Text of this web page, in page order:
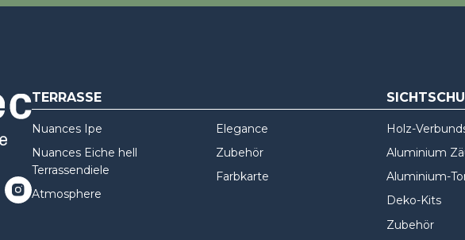
TERRASSE
Nuances Ipe
Nuances Eiche hell
Terrassendiele
Atmosphere
Elegance
Zubehör
Farbkarte
Holz-
Aluminium
Aluminium-
Deko-Kits
Zubehör